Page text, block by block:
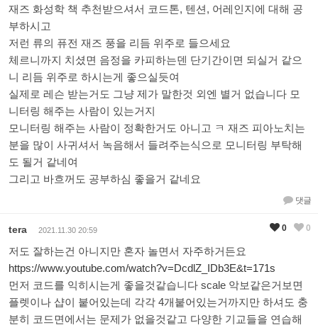
재즈 화성학 책 추천받으셔서 코드톤, 텐션, 어레인지에 대해 공
부하시고
저런 류의 퓨전 재즈 풍을 리듬 위주로 들으세요
체르니까지 치셨면 음정을 카피하는덴 단기간이면 되실거 같으
니 리듬 위주로 하시는게 좋으실듯여
실제로 레슨 받는거도 그냥 제가 말한것 외엔 별거 없습니다 모
니터링 해주는 사람이 있는거지
모니터링 해주는 사람이 정확한거도 아니고 ㅋ 재즈 피아노치는
분을 많이 사귀셔서 녹음해서 들려주는식으로 모니터링 부탁해
도 될거 같네여
그리고 바흐꺼도 공부하심 좋을거 같네요
댓글
tera 2021.11.30 20:59
저도 잘하는건 아니지만 혼자 놀면서 자주하거든요
https://www.youtube.com/watch?v=DcdlZ_IDb3E&t=171s
먼저 코드를 익히시는게 좋을것같습니다 scale 악보같은거보면
플렛이나 샵이 붙어있는데 각각 4개붙어있는거까지만 하셔도 충
분히 코드면에서는 문제가 없을것같고 다양한 기교들을 연습해
0 0